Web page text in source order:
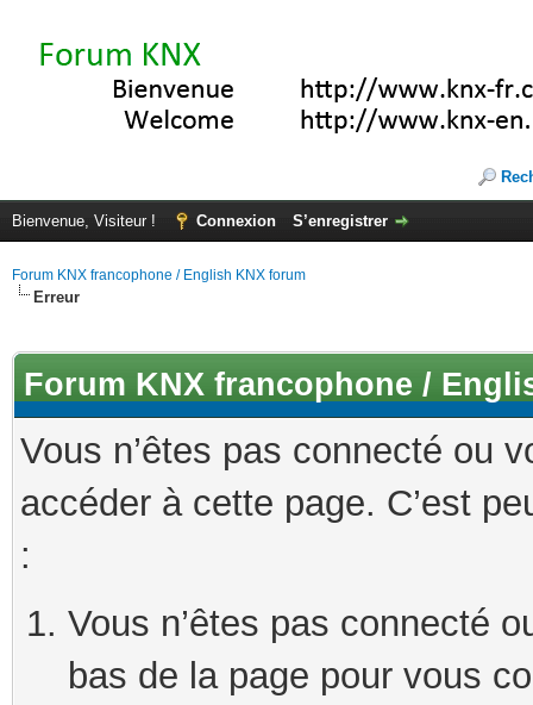
Bienvenue, Visiteur ! Connexion S’enregistrer
Forum KNX francophone / English KNX forum
Erreur
Forum KNX francophone /
Vous n’êtes pas connecté ou
accéder à cette page. C’est
:
Vous n’êtes pas connecté
bas de la page pour vous